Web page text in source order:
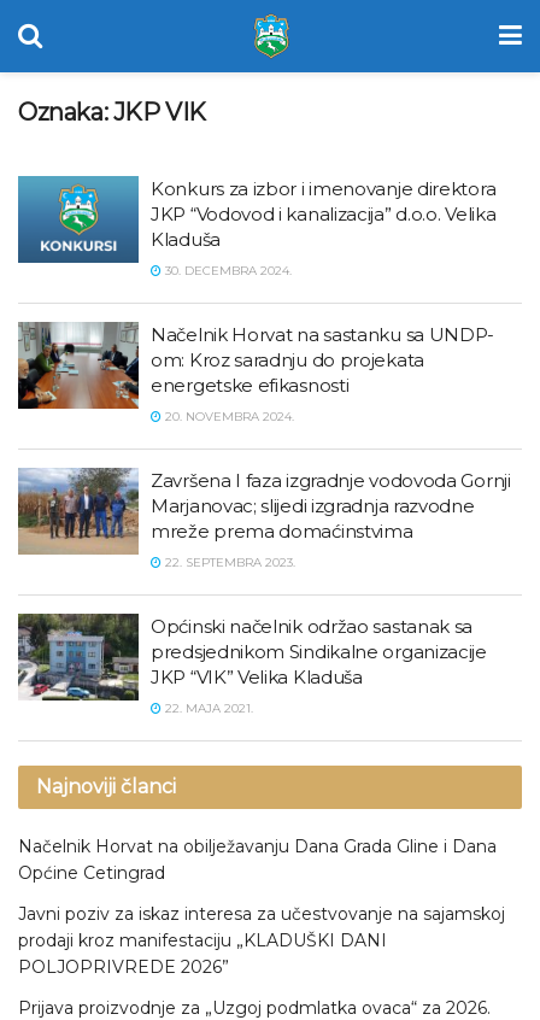
Oznaka:JKP VIK
Konkurs za izbor i imenovanje direktora
JKP “Vodovod i kanalizacija” d.o.o. Velika
Kladuša
30. DECEMBRA 2024.
Načelnik Horvat na sastanku sa UNDP-
om: Kroz saradnju do projekata
energetske efikasnosti
20. NOVEMBRA 2024.
Završena I faza izgradnje vodovoda Gornji
Marjanovac; slijedi izgradnja razvodne
mreže prema domaćinstvima
22. SEPTEMBRA 2023.
Općinski načelnik održao sastanak sa
predsjednikom Sindikalne organizacije
JKP “VIK” Velika Kladuša
22. MAJA 2021.
Najnoviji članci
Načelnik Horvat na obilježavanju Dana Grada Gline i Dana
Općine Cetingrad
Javni poziv za iskaz interesa za učestvovanje na sajamskoj
prodaji kroz manifestaciju „KLADUŠKI DANI
POLJOPRIVREDE 2026”
Prijava proizvodnje za „Uzgoj podmlatka ovaca“ za 2026.